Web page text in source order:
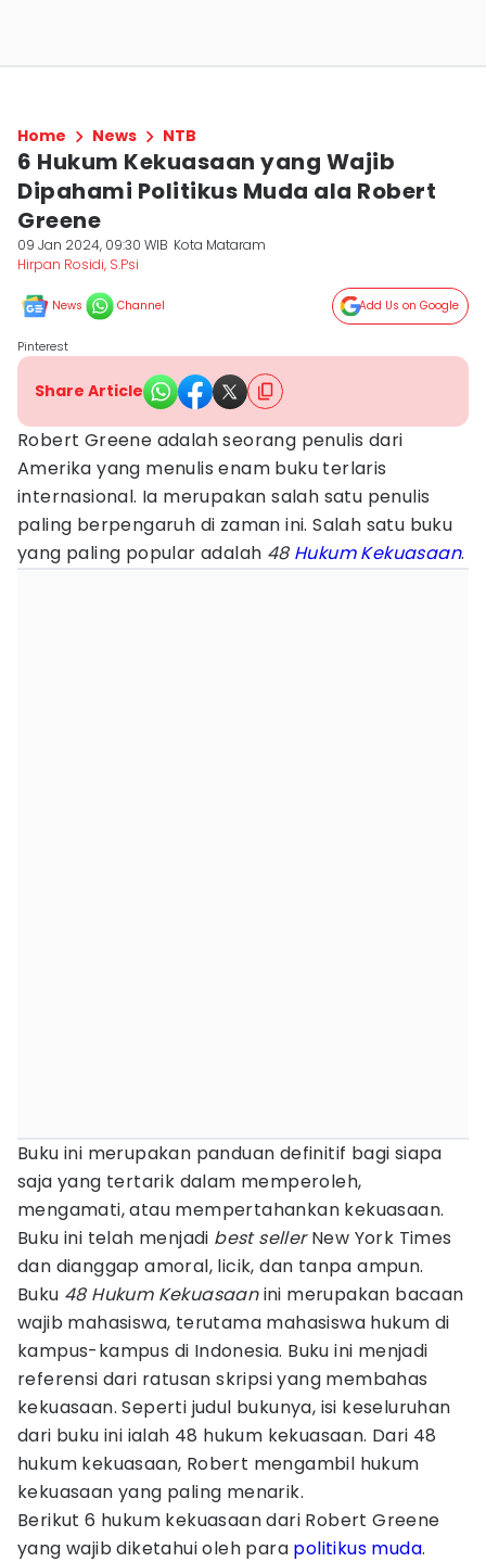
Home News NTB
6 Hukum Kekuasaan yang Wajib
Dipahami Politikus Muda ala Robert
Greene
09 Jan 2024, 09:30 WIB Kota Mataram
Hirpan Rosidi, S.Psi
News Channel Add Us on Google
Pinterest
Share Article
Robert Greene adalah seorang penulis dari
Amerika yang menulis enam buku terlaris
internasional. Ia merupakan salah satu penulis
paling berpengaruh di zaman ini. Salah satu buku
yang paling popular adalah 48 Hukum Kekuasaan.
Buku ini merupakan panduan definitif bagi siapa
saja yang tertarik dalam memperoleh,
mengamati, atau mempertahankan kekuasaan.
Buku ini telah menjadi best sellerNew York Times
dan dianggap amoral, licik, dan tanpa ampun.
Buku 48 Hukum Kekuasaanini merupakan bacaan
wajib mahasiswa, terutama mahasiswa hukum di
kampus-kampus di Indonesia. Buku ini menjadi
referensi dari ratusan skripsi yang membahas
kekuasaan. Seperti judul bukunya, isi keseluruhan
dari buku ini ialah 48 hukum kekuasaan. Dari 48
hukum kekuasaan, Robert mengambil hukum
kekuasaan yang paling menarik.
Berikut 6 hukum kekuasaan dari Robert Greene
yang wajib diketahui oleh para politikus muda.